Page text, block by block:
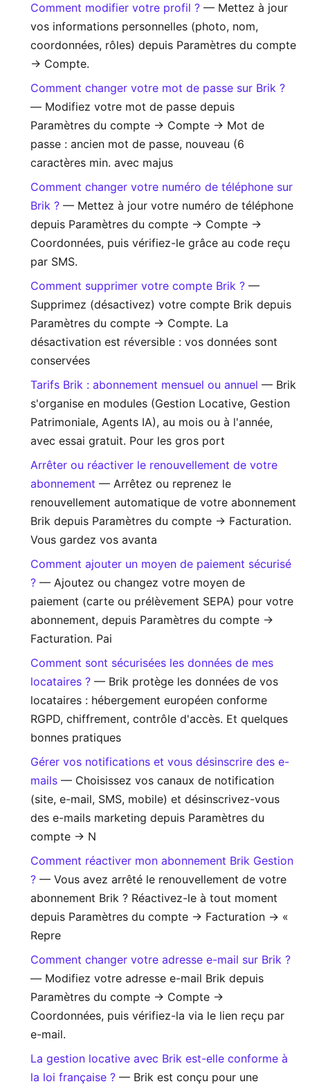
Comment modifier votre profil ? — Mettez à jour
vos informations personnelles (photo, nom,
coordonnées, rôles) depuis Paramètres du compte
→ Compte.
Comment changer votre mot de passe sur Brik ?
— Modifiez votre mot de passe depuis
Paramètres du compte → Compte → Mot de
passe : ancien mot de passe, nouveau (6
caractères min. avec majus
Comment changer votre numéro de téléphone sur
Brik ? — Mettez à jour votre numéro de téléphone
depuis Paramètres du compte → Compte →
Coordonnées, puis vérifiez-le grâce au code reçu
par SMS.
Comment supprimer votre compte Brik ? —
Supprimez (désactivez) votre compte Brik depuis
Paramètres du compte → Compte. La
désactivation est réversible : vos données sont
conservées
Tarifs Brik : abonnement mensuel ou annuel — Brik
s'organise en modules (Gestion Locative, Gestion
Patrimoniale, Agents IA), au mois ou à l'année,
avec essai gratuit. Pour les gros port
Arrêter ou réactiver le renouvellement de votre
abonnement — Arrêtez ou reprenez le
renouvellement automatique de votre abonnement
Brik depuis Paramètres du compte → Facturation.
Vous gardez vos avanta
Comment ajouter un moyen de paiement sécurisé
? — Ajoutez ou changez votre moyen de
paiement (carte ou prélèvement SEPA) pour votre
abonnement, depuis Paramètres du compte →
Facturation. Pai
Comment sont sécurisées les données de mes
locataires ? — Brik protège les données de vos
locataires : hébergement européen conforme
RGPD, chiffrement, contrôle d'accès. Et quelques
bonnes pratiques
Gérer vos notifications et vous désinscrire des e-
mails — Choisissez vos canaux de notification
(site, e-mail, SMS, mobile) et désinscrivez-vous
des e-mails marketing depuis Paramètres du
compte → N
Comment réactiver mon abonnement Brik Gestion
? — Vous avez arrêté le renouvellement de votre
abonnement Brik ? Réactivez-le à tout moment
depuis Paramètres du compte → Facturation → «
Repre
Comment changer votre adresse e-mail sur Brik ?
— Modifiez votre adresse e-mail Brik depuis
Paramètres du compte → Compte →
Coordonnées, puis vérifiez-la via le lien reçu par
e-mail.
La gestion locative avec Brik est-elle conforme à
la loi française ? — Brik est conçu pour une